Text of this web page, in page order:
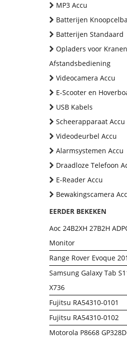
MP3 Accu
Batterijen
Batterijen Standaard
Opladers voor Kranen
Afstandsbediening
Videocamera Accu
E-Scooter en
USB Kabels
Scheerapparaat Accu
Videodeurbel Accu
Alarmsystemen Accu
Draadloze Telefoon
E-Reader Accu
Bewakingscamera
EERDER BEKEKEN
Aoc 24B2XH 27B2H
Monitor
Range Rover Evoque
Samsung Galaxy Tab
X736
Fujitsu RA54310-0101
Fujitsu RA54310-0102
Motorola P8668